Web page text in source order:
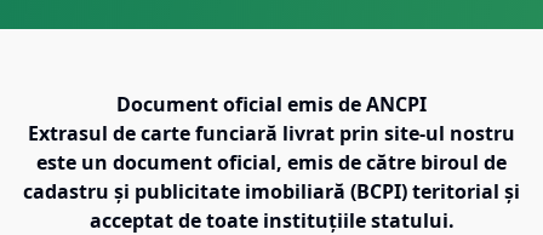
Document oficial emis de ANCPI
Extrasul de carte funciară livrat prin site-ul nostru
este un document oficial, emis de către biroul de
cadastru și publicitate imobiliară (BCPI) teritorial și
acceptat de toate instituțiile statului.